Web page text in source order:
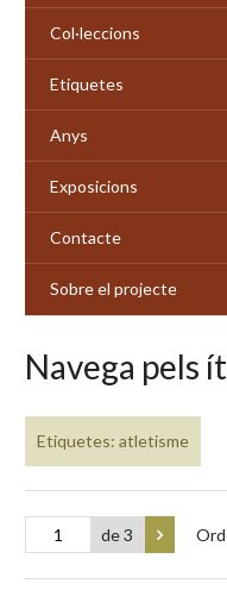
Col·leccions
Etiquetes
Anys
Exposicions
Contacte
Sobre el projecte
Navega pels
Etiquetes: atletisme
de 3